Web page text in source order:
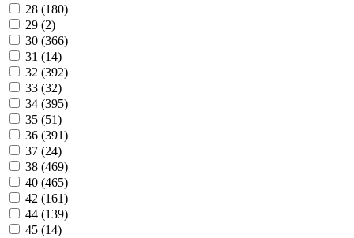
28 (180)
29 (2)
30 (366)
31 (14)
32 (392)
33 (32)
34 (395)
35 (51)
36 (391)
37 (24)
38 (469)
40 (465)
42 (161)
44 (139)
45 (14)